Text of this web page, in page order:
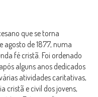
que se torna
agosto de 1877, numa
fé cristã. Foi ordenado
alguns anos dedicados
atividades caritativas,
cristã e civil dos jovens,